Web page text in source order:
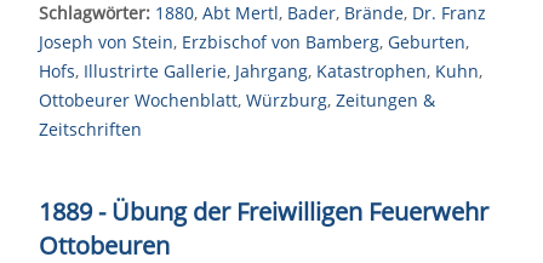
Schlagwörter: 1880, Abt Mertl, Bader, Brände, Dr. Franz
Joseph von Stein, Erzbischof von Bamberg, Geburten,
Hofs, Illustrirte Gallerie, Jahrgang, Katastrophen, Kuhn,
Ottobeurer Wochenblatt, Würzburg, Zeitungen &
Zeitschriften
1889 - Übung der Freiwilligen Feuerwehr
Ottobeuren